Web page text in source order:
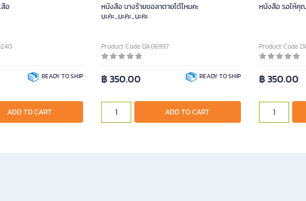
สือ
READY TO SHIP
ADD TO CART
หนังสือ นางร้ายขอลาตายได้ไหมคะ
นะคะ...นะคะ...นะคะ
Product Code DA06997
฿ 350.00 READY TO SHIP
ADD TO CART
หนังสือ รอให้
Product Code
฿ 350.00